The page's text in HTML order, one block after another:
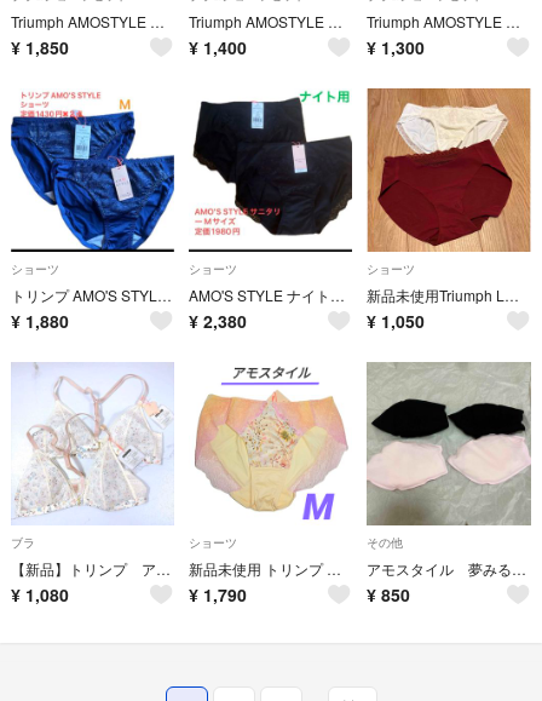
Triumph AMOSTYLE ブラジャー D65&ショーツ Mサイズx2 ホワイト
¥ 1,850
Triumph AMOSTYLE ブラジャー D65＆ショーツ Mサイズ ホワイト
¥ 1,400
Triumph AMOSTYLE ブラジャー D65＆ショーツ Mサイズ ショッキングピンク
¥ 1,300
ショーツ
トリンプ AMO'S STYLEショーツMサイズ２点セット
¥ 1,880
ショーツ
AMO'S STYLE ナイト用サニタリー Mサイズ定価1980円 ２点セット
¥ 2,380
ショーツ
新品未使用Triumph Lサイズ 刺繍ショーツ 2枚セット トリンプ
¥ 1,050
ブラ
【新品】トリンプ アモスタイル 3way ブラジャー ノンワイヤー 2枚セット
¥ 1,080
ショーツ
新品未使用 トリンプ アモスタイル ショーツ Ｍサイズ 花柄＆レース②
¥ 1,790
その他
アモスタイル 夢みるブラ ミルキーホイップパッド ブラック ピンク 2組4個セット
¥ 850